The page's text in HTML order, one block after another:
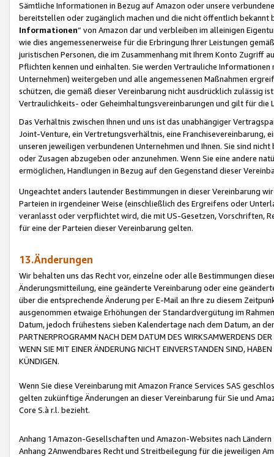
Sämtliche Informationen in Bezug auf Amazon oder unsere
bereitstellen oder zugänglich machen und die nicht öffentlich
Informationen“ von Amazon dar und verbleiben im alleinigen
wie dies angemessenerweise für die Erbringung Ihrer Leistungen
juristischen Personen, die im Zusammenhang mit Ihrem Konto
Pflichten kennen und einhalten. Sie werden Vertrauliche
Unternehmen) weitergeben und alle angemessenen Maßnahmen
schützen, die gemäß dieser Vereinbarung nicht ausdrücklich zulässig
Vertraulichkeits- oder Geheimhaltungsvereinbarungen und gilt für die
Das Verhältnis zwischen Ihnen und uns ist das unabhängiger
Joint-Venture, ein Vertretungsverhältnis, eine Franchisevereinbarung,
unseren jeweiligen verbundenen Unternehmen und Ihnen. Sie sind
oder Zusagen abzugeben oder anzunehmen. Wenn Sie eine andere
ermöglichen, Handlungen in Bezug auf den Gegenstand dieser
Ungeachtet anders lautender Bestimmungen in dieser Vereinbarung
Parteien in irgendeiner Weise (einschließlich des Ergreifens oder
veranlasst oder verpflichtet wird, die mit US-Gesetzen, Vorschriften,
für eine der Parteien dieser Vereinbarung gelten.
13.Änderungen
Wir behalten uns das Recht vor, einzelne oder alle Bestimmungen
Änderungsmitteilung, eine geänderte Vereinbarung oder eine
über die entsprechende Änderung per E-Mail an Ihre zu diesem
ausgenommen etwaige Erhöhungen der Standardvergütung im
Datum, jedoch frühestens sieben Kalendertage nach dem Datum, an
PARTNERPROGRAMM NACH DEM DATUM DES WIRKSAMWERDENS
WENN SIE MIT EINER ÄNDERUNG NICHT EINVERSTANDEN SIND,
KÜNDIGEN.
Wenn Sie diese Vereinbarung mit Amazon France Services SAS
gelten zukünftige Änderungen an dieser Vereinbarung für Sie und
Core S.à r.l. bezieht.
Anhang 1Amazon-Gesellschaften und Amazon-Websites nach Ländern
Anhang 2Anwendbares Recht und Streitbeilegung für die jeweiligen